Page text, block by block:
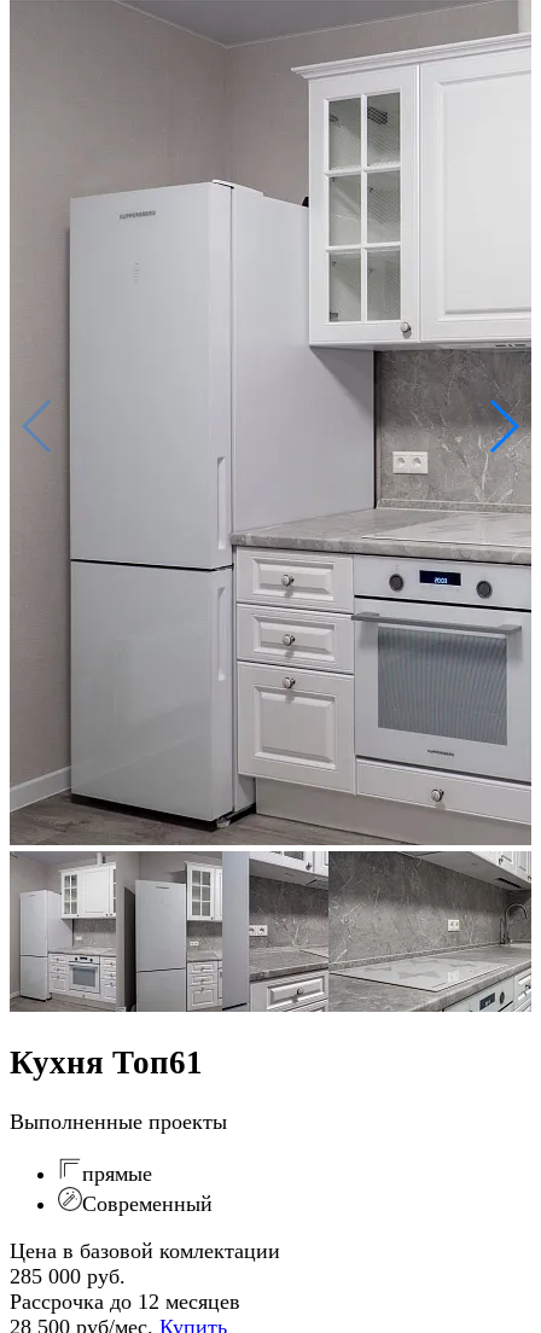
Кухня Топ61
Выполненные проекты
прямые
Современный
Цена в базовой комлектации
285 000 руб.
Рассрочка до 12 месяцев
28 500 руб/мес. Купить